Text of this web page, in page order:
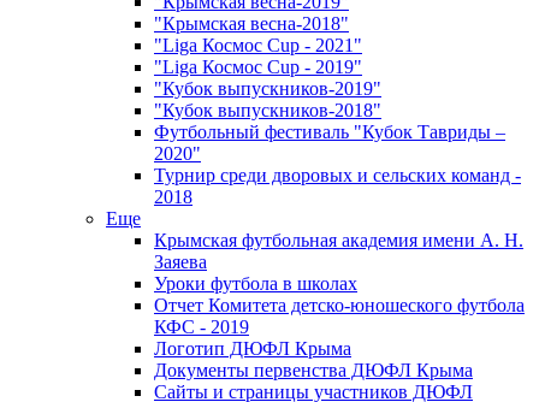
"Крымская весна-2018"
"Liga Космос Cup - 2021"
"Liga Космос Cup - 2019"
"Кубок выпускников-2019"
"Кубок выпускников-2018"
Футбольный фестиваль "Кубок Тавриды –
2020"
Турнир среди дворовых и сельских команд -
2018
Еще
Крымская футбольная академия имени А. Н.
Заяева
Уроки футбола в школах
Отчет Комитета детско-юношеского футбола
КФС - 2019
Логотип ДЮФЛ Крыма
Документы первенства ДЮФЛ Крыма
Сайты и страницы участников ДЮФЛ